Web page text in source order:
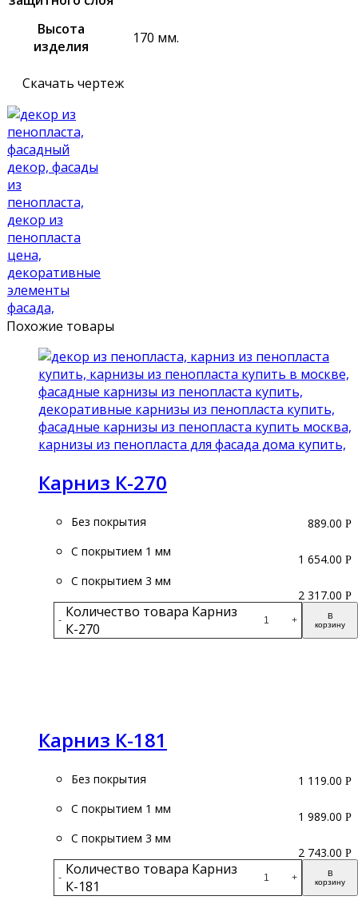
Высота
изделия
170 мм.
Скачать чертеж
Похожие товары
Карниз К-270
Без покрытия
С покрытием 1 мм
С покрытием 3 мм
- Количество товара Карниз
К-270
+
В
корзину
889.00 Р
1 654.00 Р
2 317.00 Р
Карниз К-181
Без покрытия
С покрытием 1 мм
С покрытием 3 мм
- Количество товара Карниз
К-181
+
В
корзину
1 119.00 Р
1 989.00 Р
2 743.00 Р